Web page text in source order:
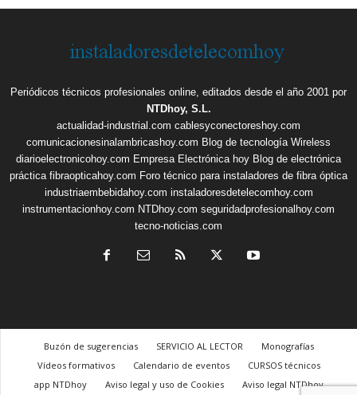
Periódicos técnicos profesionales online, editados desde el año 2001 por
NTDhoy, S.L.
actualidad-industrial.com cablesyconectoreshoy.com
comunicacionesinalambricashoy.com Blog de tecnología Wireless
diarioelectronicohoy.com Empresa Electrónica hoy Blog de electrónica
práctica fibraopticahoy.com Foro técnico para instaladores de fibra óptica
industriaembebidahoy.com instaladoresdetelecomhoy.com
instrumentacionhoy.com NTDhoy.com seguridadprofesionalhoy.com
tecno-noticias.com
Buzón de sugerencias SERVICIO AL LECTOR
Monografías
Vídeos formativos
Calendario de eventos
CURSOS técnicos
app NTDhoy
Aviso legal y uso de Cookies Aviso legal NTDhoy